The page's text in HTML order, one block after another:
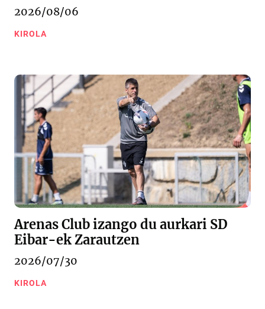
2026/08/06
KIROLA
Arenas Club izango du aurkari SD
Eibar-ek Zarautzen
2026/07/30
KIROLA